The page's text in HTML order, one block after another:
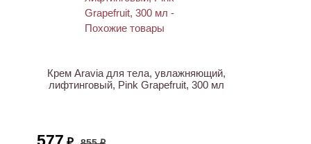
Крем Aravia для тела, увлажняющий,
лифтинговый, Pink Grapefruit, 300 мл